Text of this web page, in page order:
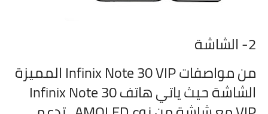
2- الشاشة
من مواصفات
Infinix Note 30 VIP المميزة
الشاشة حيث ياتي هاتفInfinix Note 30